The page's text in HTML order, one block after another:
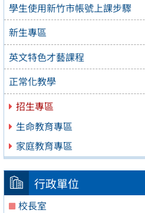
學生使用新竹市帳號上課步驟
新生專區
英文特色才藝課程
正常化教學
招生專區
生命教育專區
家庭教育專區
行政單位
校長室